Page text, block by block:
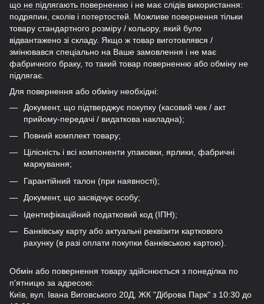
що не підлягають поверненню і не має слідів використання:
подряпин, сколів і потертостей. Можливе повернення тільки
товару стандартного розміру / кольору, який було
відвантажено зі складу. Якщо ж товар виготовлявся /
змінювався спеціально на Ваше замовлення і не має
фабричного браку, то такий товар поверненню або обміну не
підлягає.
Для повернення або обміну необхідні:
Документ, що підтверджує покупку (касовий чек / акт
прийому-передачі / видаткова накладна);
Повний комплект товару;
Цілісність і всі компоненти упаковки, ярлики, фабричні
маркування;
Гарантійний талон (при наявності);
Документ, що засвідчує особу;
Ідентифікаційний податковий код (ІПН);
Банківську карту або актуальні реквізити карткового
рахунку (в разі оплати покупки банківською картою).
Обмін або повернення товару здійснюється з понеділка по
п'ятницю за адресою:
Київ, вул. Івана Виговського 20Д, ЖК "Діброва Парк" з 10:30 до